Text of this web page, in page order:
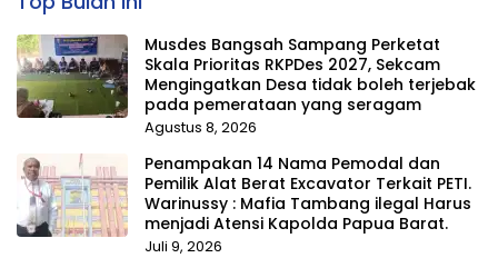
Musdes Bangsah Sampang Perketat
Skala Prioritas RKPDes 2027, Sekcam
Mengingatkan Desa tidak boleh terjebak
pada pemerataan yang seragam
Agustus 8, 2026
Penampakan 14 Nama Pemodal dan
Pemilik Alat Berat Excavator Terkait PETI.
Warinussy : Mafia Tambang ilegal Harus
menjadi Atensi Kapolda Papua Barat.
Juli 9, 2026